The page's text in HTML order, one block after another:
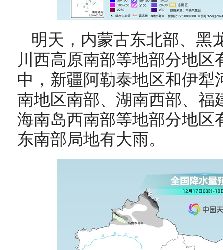
明天， 内蒙古东北部、黑
川西高原南部等地部分地
中， 新疆阿勒泰地区和伊犁
南地区南部、湖南西部、福
海南岛西南部等地部分地区
东南部局地有大雨。